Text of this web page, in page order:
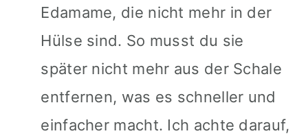
Edamame, die nicht mehr in der
Hülse sind. So musst du sie
später nicht mehr aus der Schale
entfernen, was es schneller und
einfacher macht. Ich achte darauf,